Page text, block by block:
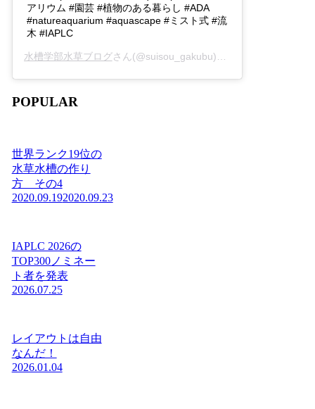
アリウム #園芸 #植物のある暮らし #ADA
#natureaquarium #aquascape #ミスト式 #流
木 #IAPLC
水槽学部水草ブログさん(@suisou_gakubu)がシェアした投稿 -
POPULAR
世界ランク19位の
水草水槽の作り
方 その4
2020.09.192020.09.23
IAPLC 2026の
TOP300ノミネー
ト者を発表
2026.07.25
レイアウトは自由
なんだ！
2026.01.04